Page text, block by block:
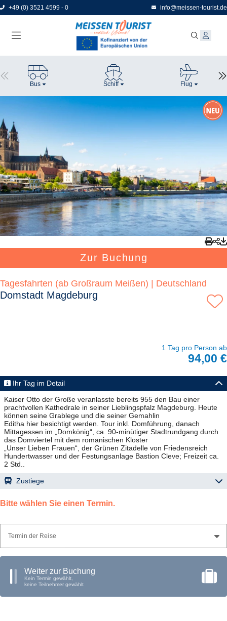
Direkt
zum
+49 (0) 3521 4599 - 0 info@meissen-tourist.de
Bus Schiff Flug
Zur Buchung
Tagesfahrten (ab Großraum Meißen) | Deutschland
Domstadt Magdeburg
1 Tag pro Person ab
94,00 €
Ihr Tag im Detail
Kaiser Otto der Große veranlasste bereits 955 den Bau einer
prachtvollen Kathedrale in seiner Lieblingspfalz Magdeburg. Heute
können seine Grablege und die seiner Gemahlin
Editha hier besichtigt werden. Tour inkl. Domführung, danach
Mittagessen im „Domkönig“, ca. 90-minütiger Stadtrundgang durch
das Domviertel mit dem romanischen Kloster
„Unser Lieben Frauen“, der Grünen Zitadelle von Friedensreich
Hundertwasser und der Festungsanlage Bastion Cleve; Freizeit ca.
2 Std..
Zustiege
06:45 UhrMeißen (01662), Busbahnhof Steig 7 und 8, Großenhainer
Bitte wählen Sie einen Termin.
Termin der Reise
Weiter zur Buchung
Kein Termin gewählt,
keine Teilnehmer gewählt